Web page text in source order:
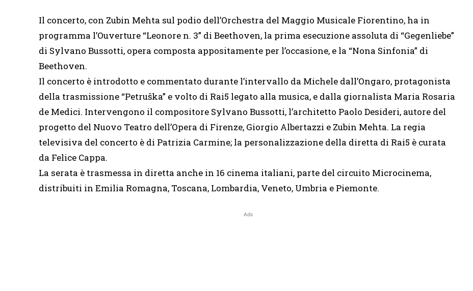
Il concerto, con Zubin Mehta sul podio dell’Orchestra del Maggio Musicale Fiorentino, ha in
programma l’Ouverture “Leonore n. 3” di Beethoven, la prima esecuzione assoluta di “Gegenliebe”
di Sylvano Bussotti, opera composta appositamente per l’occasione, e la “Nona Sinfonia” di
Beethoven.
Il concerto è introdotto e commentato durante l’intervallo da Michele dall’Ongaro, protagonista
della trasmissione “Petruška” e volto di Rai5 legato alla musica, e dalla giornalista Maria Rosaria
de Medici. Intervengono il compositore Sylvano Bussotti, l’architetto Paolo Desideri, autore del
progetto del Nuovo Teatro dell’Opera di Firenze, Giorgio Albertazzi e Zubin Mehta. La regia
televisiva del concerto è di Patrizia Carmine; la personalizzazione della diretta di Rai5 è curata
da Felice Cappa.
La serata è trasmessa in diretta anche in 16 cinema italiani, parte del circuito Microcinema,
distribuiti in Emilia Romagna, Toscana, Lombardia, Veneto, Umbria e Piemonte.
Ads